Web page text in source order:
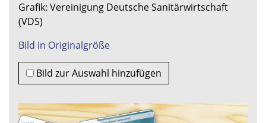
Grafik: Vereinigung Deutsche Sanitärwirtschaft
(VDS)
Bild in Originalgröße
Bild zur Auswahl hinzufügen